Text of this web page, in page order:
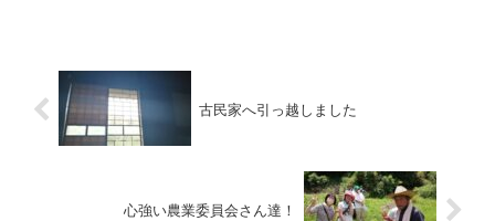
古民家へ引っ越しました
心強い農業委員会さん達！